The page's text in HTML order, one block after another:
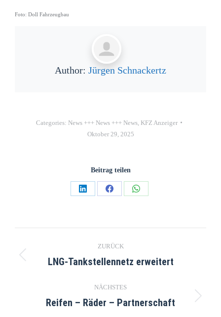
Foto: Doll Fahrzeugbau
Author: Jürgen Schnackertz
Categories: News +++ News +++ News KFZ Anzeiger
Oktober 29, 2025
Beitrag teilen
ZURÜCK
LNG-Tankstellennetz erweitert
NÄCHSTES
Reifen – Räder – Partnerschaft